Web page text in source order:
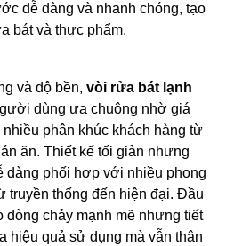
dễ dàng và nhanh chóng, tạo
bát và thực phẩm.
và độ bền, vòi rửa bát lạnh
dùng ưa chuộng nhờ giá
phân khúc khách hàng từ
ăn. Thiết kế tối giản nhưng
dàng phối hợp với nhiều phong
truyền thống đến hiện đại. Đầu
dòng chảy mạnh mẽ nhưng tiết
hiệu quả sử dụng mà vẫn thân